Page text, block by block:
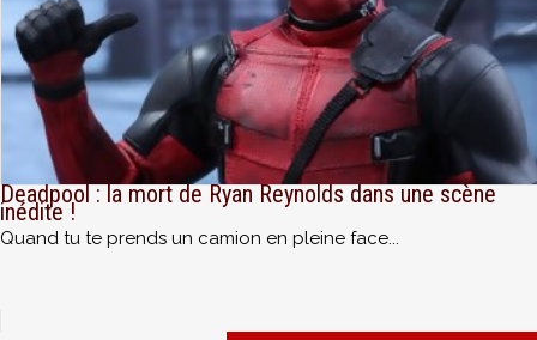
Deadpool : la mort de Ryan Reynolds dans une scène
inédite !
Quand tu te prends un camion en pleine face...